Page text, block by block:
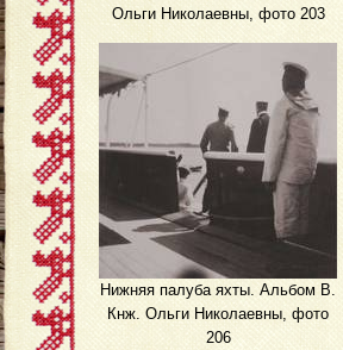
Ольги Николаевны, фото 203
Нижняя палуба яхты. Альбом В.
Кнж. Ольги Николаевны, фото
206